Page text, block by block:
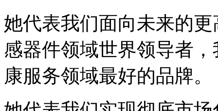
她代表我们面向未来的
感器件领域世界领导者
康服务领域最好的品牌。